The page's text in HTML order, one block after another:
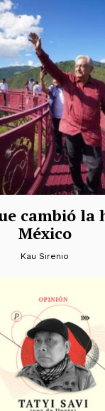
cambió la
México
Kau Sirenio